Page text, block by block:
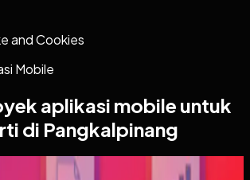
and Cookies
Mobile
aplikasi mobile untuk
di Pangkalpinang